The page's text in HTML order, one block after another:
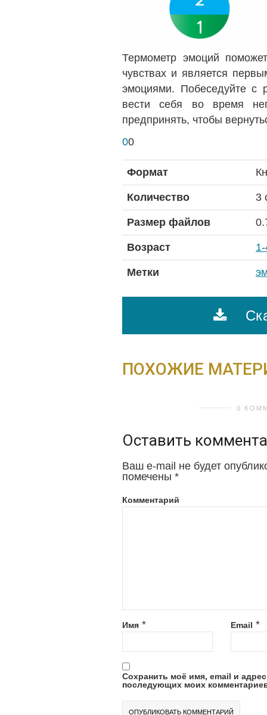
Термометр эмоций
чувствах и является
эмоциями. Побеседуйте с
вести себя во время
предпринять, чтобы
00
Формат
Количество 3
Размер файлов
Возраст
Метки
ПОХОЖИЕ
0
Оставить
Ваш e-mail не будет
помечены *
Комментарий
Имя * Email *
Сохранить моё имя, email и
последующих моих